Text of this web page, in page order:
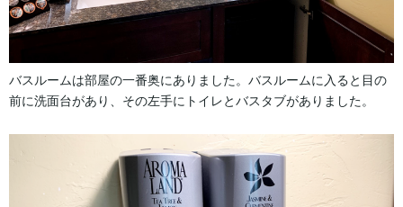
バスルームは部屋の一番奥にありました。バスルームに入ると目の
前に洗面台があり、その左手にトイレとバスタブがありました。